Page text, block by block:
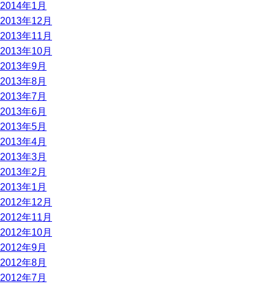
2014年1月
2013年12月
2013年11月
2013年10月
2013年9月
2013年8月
2013年7月
2013年6月
2013年5月
2013年4月
2013年3月
2013年2月
2013年1月
2012年12月
2012年11月
2012年10月
2012年9月
2012年8月
2012年7月